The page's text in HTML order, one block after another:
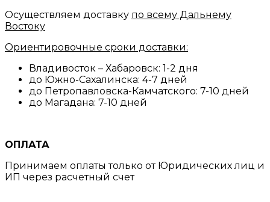
Осуществляем доставку по всему Дальнему
Востоку
Ориентировочные сроки доставки:
Владивосток – Хабаровск: 1-2 дня
до Южно-Сахалинска: 4-7 дней
до Петропавловска-Камчатского: 7-10 дней
до Магадана: 7-10 дней
ОПЛАТА
Принимаем оплаты только от Юридических лиц и
ИП через расчетный счет